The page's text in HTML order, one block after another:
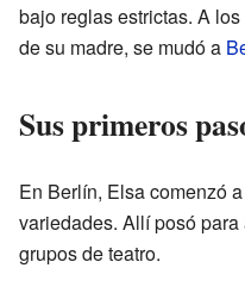
bajo reglas estrictas. A
de su madre, se mudó a
Sus primeros
En Berlín, Elsa comenzó
variedades. Allí posó
grupos de teatro.